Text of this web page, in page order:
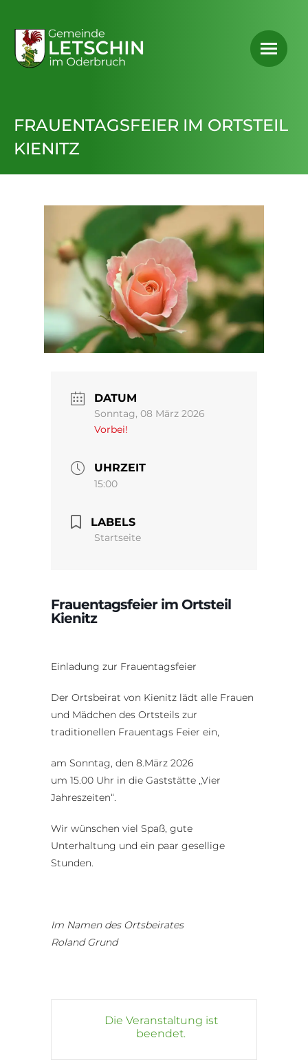
FRAUENTAGSFEIER IM ORTSTEIL
KIENITZ
DATUM
Sonntag, 08 März 2026
Vorbei!
UHRZEIT
15:00
LABELS
Startseite
Frauentagsfeier im Ortsteil
Kienitz
Einladung zur Frauentagsfeier
Der Ortsbeirat von Kienitz lädt alle Frauen
und Mädchen des Ortsteils zur
traditionellen Frauentags Feier ein,
am Sonntag, den 8.März 2026
um 15.00 Uhr in die Gaststätte „Vier
Jahreszeiten“.
Wir wünschen viel Spaß, gute
Unterhaltung und ein paar gesellige
Stunden.
Im Namen des Ortsbeirates
Roland Grund
Die Veranstaltung ist
beendet.